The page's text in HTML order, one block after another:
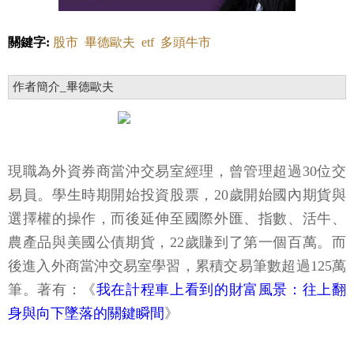
關鍵字: 股市 畢德歐夫 etf 多頭牛市
作者簡介_畢德歐夫
現職為外資券商當沖交易室經理，曾管理超過30位交
易員。學生時期開始投資股票，20歲開始國內期貨與
選擇權的操作，而後延伸至國際外匯、指數、活牛、
農產品與美國公債期貨，22歲賺到了第一個百萬。而
後進入外商當沖交易室學習，累積交易筆數超過125萬
筆。著有：《我在計程車上看到的財富風景：往上翻
身與向下墜落的關鍵瞬間 》